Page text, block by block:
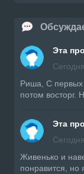
Эта
Риша, С первых
потом восторг.
Эта
Живенько и
понравится, но